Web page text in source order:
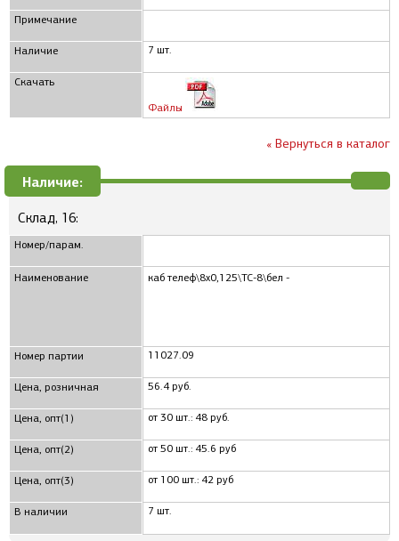
Примечание
Наличие
Скачать
7 шт.
Файлы
« Вернуться в каталог
Наличие:
Склад, 16:
Номер/парам.
Наименование
Номер партии
Цена, розничная
Цена, опт(1)
Цена, опт(2)
Цена, опт(3)
В наличии
каб телеф\8x0,125\ТС-8\бел -
11027.09
56.4 руб.
от 30 шт.: 48 руб.
от 50 шт.: 45.6 руб
от 100 шт.: 42 руб
7 шт.